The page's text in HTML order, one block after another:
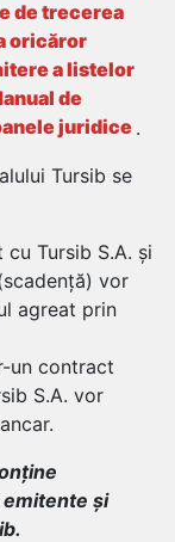
de trecerea
oricăror
a listelor
de
juridice .
Tursib se
Tursib S.A. și
vor
agreat prin
un contract
S.A. vor
emitente și